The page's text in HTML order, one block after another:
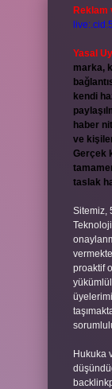
Reklam
Yasal
marka,
kendi
haber
ve
Gerçek
taslak
Sitemiz,
proaktif
Hukuka